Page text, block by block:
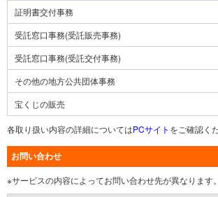
証明書交付事務
受託窓口事務(受託販売事務)
受託窓口事務(受託交付事務)
その他の地方公共団体事務
宝くじの販売
各取り扱い内容の詳細についてはPCサイト をご確認く
お問い合わせ
※サービスの内容によってお問い合わせ先が異なります。